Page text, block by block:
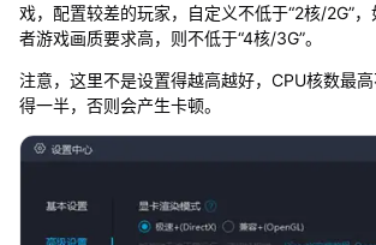
戏，配置较差的玩家，自定义不低于“2核/2G”
者游戏画质要求高，则不低于“4核/3G”。
注意，这里不是设置得越高越好，CPU核数最
得一半，否则会产生卡顿。